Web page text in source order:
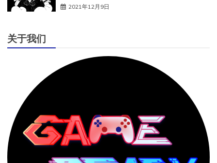
2021年12月9日
关于我们